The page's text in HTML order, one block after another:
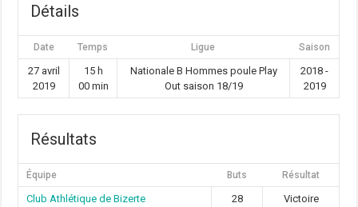
Détails
Date Temps Ligue Saison
27 avril
2019
15 h
00 min
Nationale B Hommes poule Play
Out saison 18/19
2018 -
2019
Résultats
Équipe Buts Résultat
Club Athlétique de Bizerte 28
Victoire